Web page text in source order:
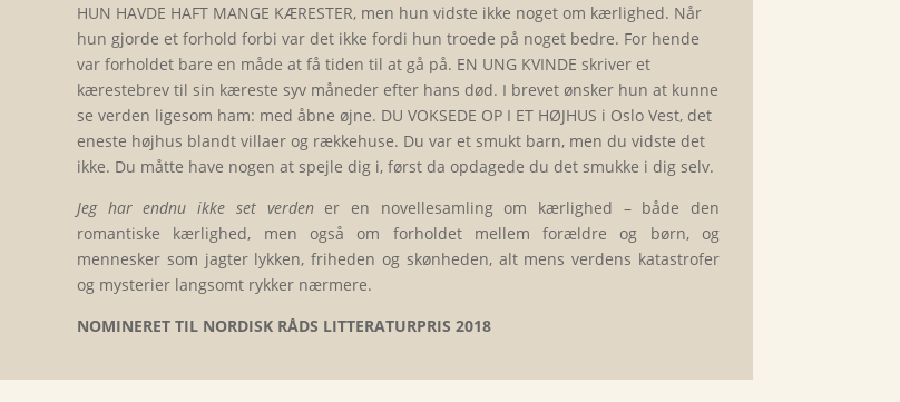
HUN HAVDE HAFT MANGE KÆRESTER, men hun vidste ikke noget om kærlighed. Når
hun gjorde et forhold forbi var det ikke fordi hun troede på noget bedre. For hende
var forholdet bare en måde at få tiden til at gå på. EN UNG KVINDE skriver et
kærestebrev til sin kæreste syv måneder efter hans død. I brevet ønsker hun at kunne
se verden ligesom ham: med åbne øjne. DU VOKSEDE OP I ET HØJHUS i Oslo Vest, det
eneste højhus blandt villaer og rækkehuse. Du var et smukt barn, men du vidste det
ikke. Du måtte have nogen at spejle dig i, først da opdagede du det smukke i dig selv.
Jeg har endnu ikke set verdener en novellesamling om kærlighed – både den
romantiske kærlighed, men også om forholdet mellem forældre og børn, og
mennesker som jagter lykken, friheden og skønheden, alt mens verdens katastrofer
og mysterier langsomt rykker nærmere.
NOMINERET TIL NORDISK RÅDS LITTERATURPRIS 2018